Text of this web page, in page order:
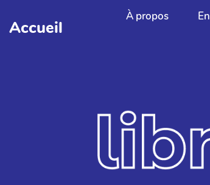
Aller au contenu principal
Accueil
À propos